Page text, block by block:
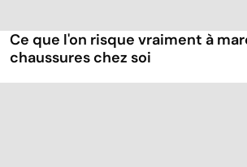
Ce que l'on risque vraiment à
chaussures chez soi